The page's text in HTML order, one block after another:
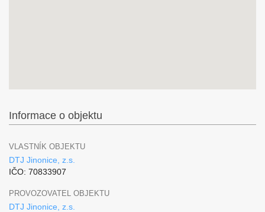
Informace o objektu
VLASTNÍK OBJEKTU
DTJ Jinonice, z.s.
IČO: 70833907
PROVOZOVATEL OBJEKTU
DTJ Jinonice, z.s.